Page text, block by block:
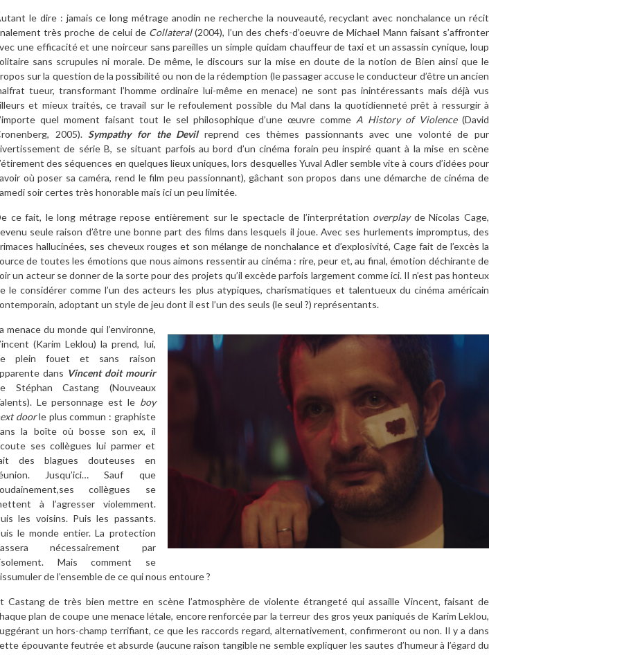
le dire : jamais ce long métrage anodin ne recherche la nouveauté, recyclant avec nonchalance un récit
très proche de celui de Collateral(2004), l’un des chefs-d’oeuvre de Michael Mann faisant s’affronter
une efficacité et une noirceur sans pareilles un simple quidam chauffeur de taxi et un assassin cynique, loup
sans scrupules ni morale. De même, le discours sur la mise en doute de la notion de Bien ainsi que le
sur la question de la possibilité ou non de la rédemption (le passager accuse le conducteur d’être un ancien
tueur, transformant l’homme ordinaire lui-même en menace) ne sont pas inintéressants mais déjà vus
et mieux traités, ce travail sur le refoulement possible du Mal dans la quotidienneté prêt à ressurgir à
quel moment faisant tout le sel philosophique d’une œuvre comme A History of Violence(David
2005).Sympathy for the Devilreprend ces thèmes passionnants avec une volonté de pur
de série B, se situant parfois au bord d’un cinéma forain peu inspiré quant à la mise en scène
des séquences en quelques lieux uniques, lors desquelles Yuval Adler semble vite à cours d’idées pour
où poser sa caméra, rend le film peu passionnant), gâchant son propos dans une démarche de cinéma de
soir certes très honorable mais ici un peu limitée.
ce fait, le long métrage repose entièrement sur le spectacle de l’interprétation overplayde Nicolas Cage,
seule raison d’être une bonne part des films dans lesquels il joue. Avec ses hurlements impromptus, des
hallucinées, ses cheveux rouges et son mélange de nonchalance et d’explosivité, Cage fait de l’excès la
de toutes les émotions que nous aimons ressentir au cinéma : rire, peur et, au final, émotion déchirante de
un acteur se donner de la sorte pour des projets qu’il excède parfois largement comme ici. Il n’est pas honteux
le considérer comme l’un des acteurs les plus atypiques, charismatiques et talentueux du cinéma américain
adoptant un style de jeu dont il est l’un des seuls (le seul ?) représentants.
menace du monde qui l’environne,
(Karim Leklou) la prend, lui,
plein fouet et sans raison
dans Vincent doit mourir
Stéphan Castang (Nouveaux
Le personnage est le boy
doorle plus commun : graphiste
la boîte où bosse son ex, il
ses collègues lui parmer et
des blagues douteuses en
Jusqu’ici… Sauf que
collègues se
à l’agresser violemment.
les voisins. Puis les passants.
le monde entier. La protection
nécessairement par
Mais comment se
de l’ensemble de ce qui nous entoure ?
Castang de très bien mettre en scène l’atmosphère de violente étrangeté qui assaille Vincent, faisant de
plan de coupe une menace létale, encore renforcée par la terreur des gros yeux paniqués de Karim Leklou,
un hors-champ terrifiant, ce que les raccords regard, alternativement, confirmeront ou non. Il y a dans
épouvante feutrée et absurde (aucune raison tangible ne semble expliquer les sautes d’humeur à l’égard du